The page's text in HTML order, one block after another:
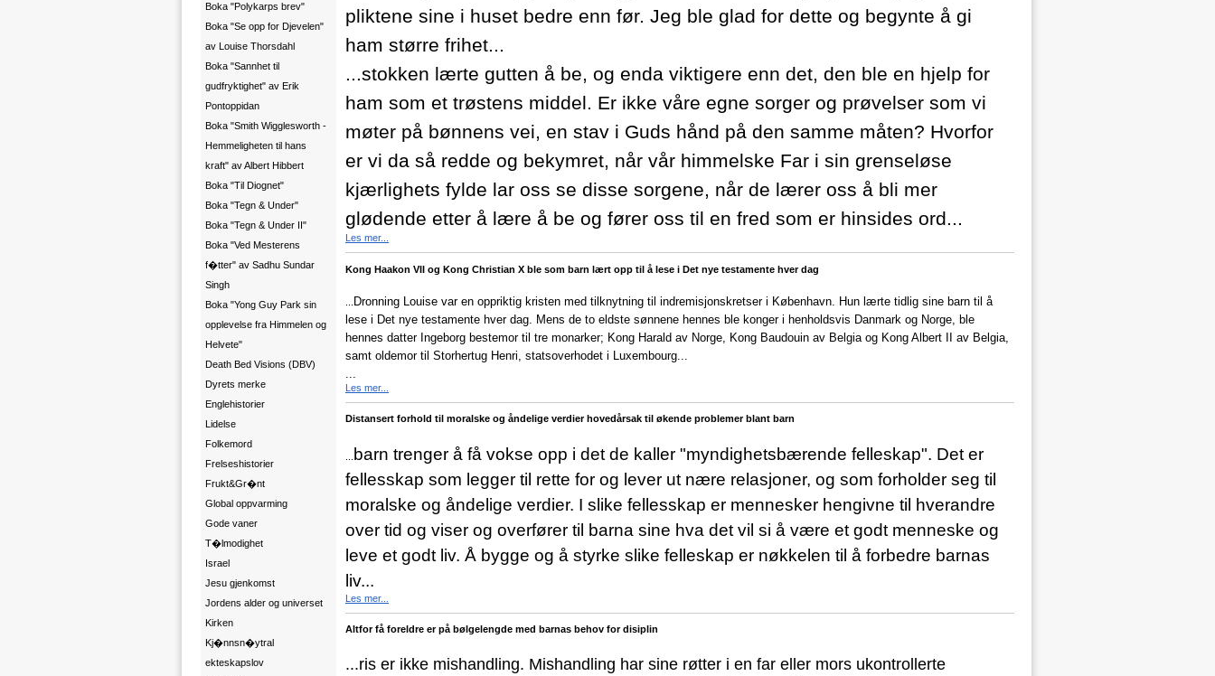
Boka "Polykarps brev"
Boka "Se opp for Djevelen"
av Louise Thorsdahl
Boka "Sannhet til
gudfryktighet" av Erik
Pontoppidan
Boka "Smith Wigglesworth -
Hemmeligheten til hans
kraft" av Albert Hibbert
Boka "Til Diognet"
Boka "Tegn & Under"
Boka "Tegn & Under II"
Boka "Ved Mesterens
f�tter" av Sadhu Sundar
Singh
Boka "Yong Guy Park sin
opplevelse fra Himmelen og
Helvete"
Death Bed Visions (DBV)
Dyrets merke
Englehistorier
Lidelse
Folkemord
Frelseshistorier
Frukt&Gr�nt
Global oppvarming
Gode vaner
T�lmodighet
Israel
Jesu gjenkomst
Jordens alder og universet
Kirken
Kj�nnsn�ytral
ekteskapslov
pliktene sine i huset bedre enn før. Jeg ble glad for dette og begynte å gi
ham større frihet...
...stokken lærte gutten å be, og enda viktigere enn det, den ble en hjelp for
ham som et trøstens middel. Er ikke våre egne sorger og prøvelser som vi
møter på bønnens vei, en stav i Guds hånd på den samme måten? Hvorfor
er vi da så redde og bekymret, når vår himmelske Far i sin grenseløse
kjærlighets fylde lar oss se disse sorgene, når de lærer oss å bli mer
glødende etter å lære å be og fører oss til en fred som er hinsides ord...
Les mer...
Kong Haakon VII og Kong Christian X ble som barn lært opp til å lese i Det nye testamente hver dag
Dronning Louise var en oppriktig kristen med tilknytning til indremisjonskretser i København. Hun lærte tidlig sine barn til å
lese i Det nye testamente hver dag. Mens de to eldste sønnene hennes ble konger i henholdsvis Danmark og Norge, ble
hennes datter Ingeborg bestemor til tre monarker; Kong Harald av Norge, Kong Baudouin av Belgia og Kong Albert II av Belgia,
samt oldemor til Storhertug Henri, statsoverhodet i Luxembourg...
Les mer...
Distansert forhold til moralske og åndelige verdier hovedårsak til økende problemer blant barn
barn trenger å få vokse opp i det de kaller "myndighetsbærende felleskap". Det er
fellesskap som legger til rette for og lever ut nære relasjoner, og som forholder seg til
moralske og åndelige verdier. I slike fellesskap er mennesker hengivne til hverandre
over tid og viser og overfører til barna sine hva det vil si å være et godt menneske og
leve et godt liv. Å bygge og å styrke slike felleskap er nøkkelen til å forbedre barnas
liv...
Les mer...
Altfor få foreldre er på bølgelengde med barnas behov for disiplin
...ris er ikke mishandling. Mishandling har sine røtter i en far eller mors ukontrollerte